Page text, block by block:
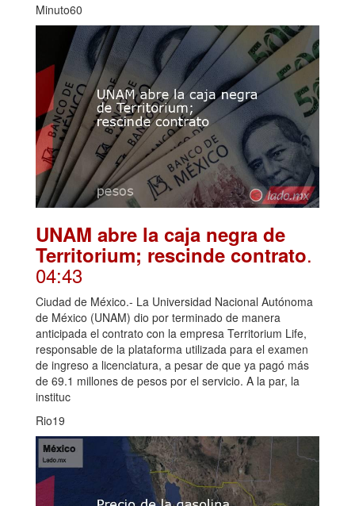
Minuto60
UNAM abre la caja negra de
Territorium; rescinde contrato.
04:43
Ciudad de México.- La Universidad Nacional Autónoma
de México (UNAM) dio por terminado de manera
anticipada el contrato con la empresa Territorium Life,
responsable de la plataforma utilizada para el examen
de ingreso a licenciatura, a pesar de que ya pagó más
de 69.1 millones de pesos por el servicio. A la par, la
instituc
Rio19